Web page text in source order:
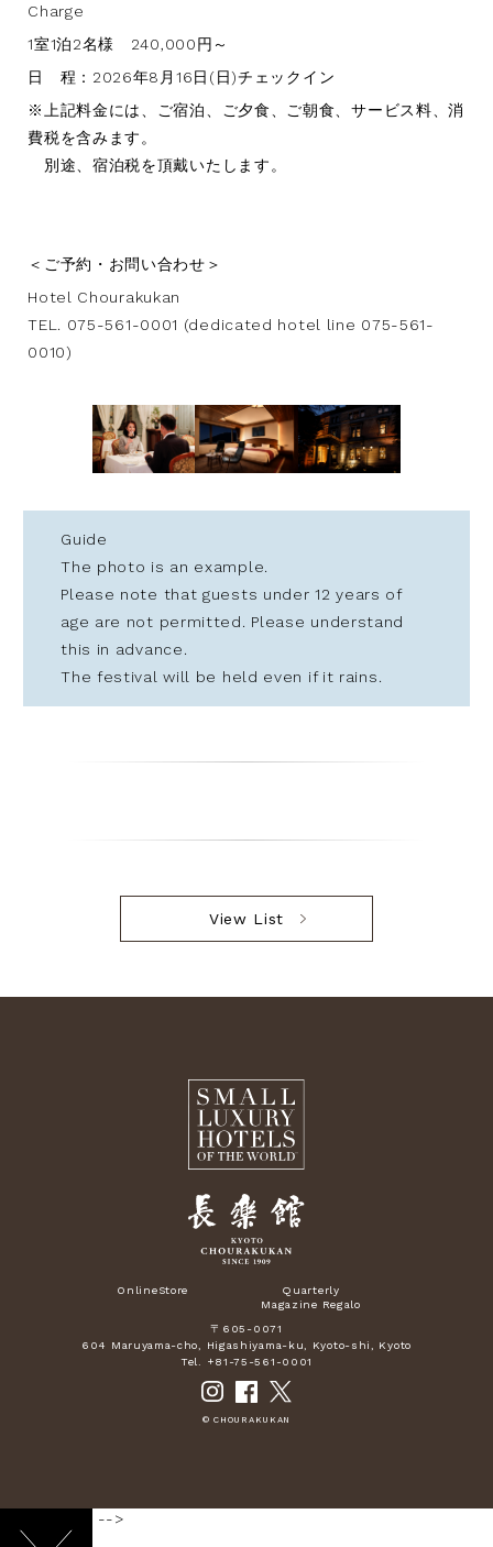
Charge
1室1泊2名様 240,000円～
日 程：2026年8月16日(日)チェックイン
※上記料金には、ご宿泊、ご夕食、ご朝食、サービス料、消
費税を含みます。
別途、宿泊税を頂戴いたします。
＜ご予約・お問い合わせ＞
Hotel Chourakukan
TEL. 075-561-0001 (dedicated hotel line 075-561-
0010)
Guide
The photo is an example.
Please note that guests under 12 years of
age are not permitted. Please understand
this in advance.
The festival will be held even if it rains.
View List
OnlineStore
Quarterly
Magazine Regalo
〒605-0071
604 Maruyama-cho, Higashiyama-ku, Kyoto-shi, Kyoto
Tel. +81-75-561-0001
© CHOURAKUKAN
-->